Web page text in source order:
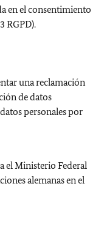
en el consentimiento
RGPD).
una reclamación
de datos
personales por
el Ministerio Federal
alemanas en el